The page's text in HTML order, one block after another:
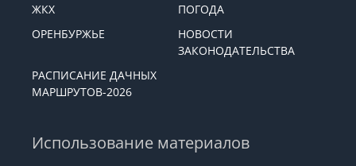
ЖКХ
ПОГОДА
ОРЕНБУРЖЬЕ
НОВОСТИ
ЗАКОНОДАТЕЛЬСТВА
РАСПИСАНИЕ ДАЧНЫХ
МАРШРУТОВ-2026
Использование материалов